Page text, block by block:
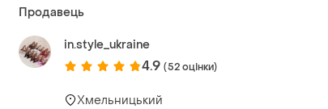
Продавець
in.style_ukraine
4.9 (52 оцінки)
Хмельницький